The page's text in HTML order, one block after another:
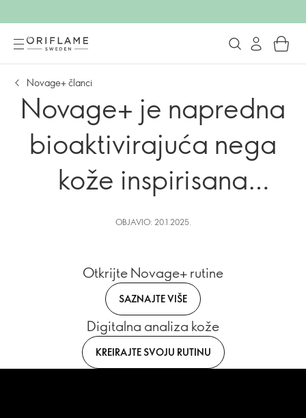
Novage+ članci
Novage+ je napredna
bioaktivirajuća nega
kože inspirisana
prirodom.
OBJAVIO: 20.1.2025.
Otkrijte Novage+ rutine
SAZNAJTE VIŠE
Digitalna analiza kože
KREIRAJTE SVOJU RUTINU